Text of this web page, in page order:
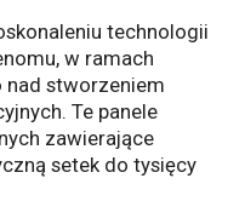
technologii
w ramach
nad stworzeniem
Te panele
zawierające
setek do tysięcy